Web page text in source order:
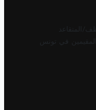
المتقاعد
في تونس